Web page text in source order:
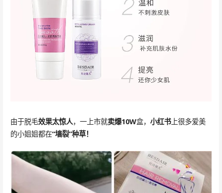
由于脱毛效果太惊人，一上市就卖爆10W盒， 小红书上很多爱美
的小姐姐都在“墙裂”种草！